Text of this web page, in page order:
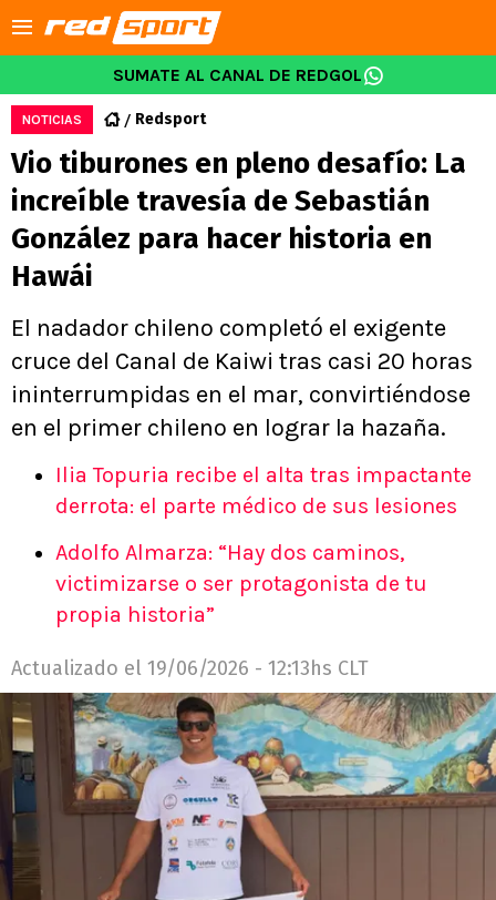
SUMATE AL CANAL DE REDGOL
NOTICIAS Redsport
Vio tiburones en pleno desafío: La
increíble travesía de Sebastián
González para hacer historia en
Hawái
El nadador chileno completó el exigente
cruce del Canal de Kaiwi tras casi 20 horas
ininterrumpidas en el mar, convirtiéndose
en el primer chileno en lograr la hazaña.
Ilia Topuria recibe el alta tras impactante
derrota: el parte médico de sus lesiones
Adolfo Almarza: “Hay dos caminos,
victimizarse o ser protagonista de tu
propia historia”
Actualizado el 19/06/2026 - 12:13hs CLT